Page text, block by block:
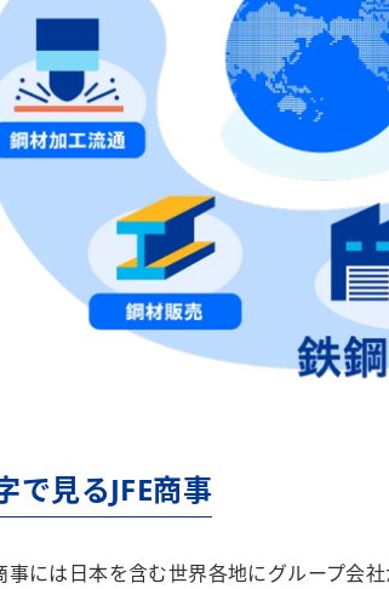
で見るJFE商事
事には日本を含む世界各地にグループ会